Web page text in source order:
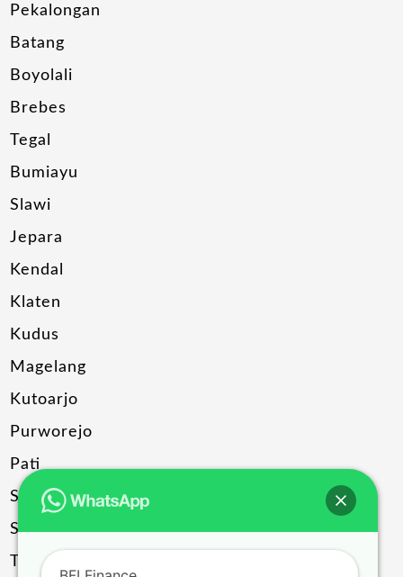
Pekalongan
Batang
Boyolali
Brebes
Tegal
Bumiayu
Slawi
Jepara
Kendal
Klaten
Kudus
Magelang
Kutoarjo
Purworejo
Pati
Sragen
Solo
Temanggung